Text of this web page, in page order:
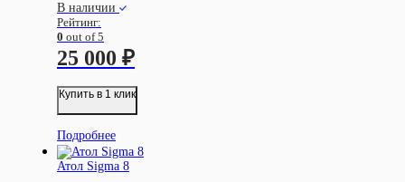
В наличии
Рейтинг:
0 out of 5
25 000 ₽
Купить в 1 клик
Подробнее
Атол Sigma 8